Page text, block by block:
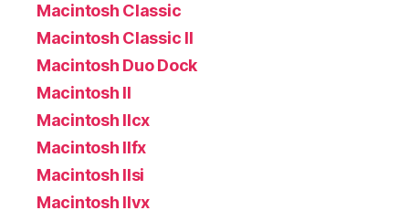
Macintosh Classic
Macintosh Classic II
Macintosh Duo Dock
Macintosh II
Macintosh IIcx
Macintosh IIfx
Macintosh IIsi
Macintosh IIvx